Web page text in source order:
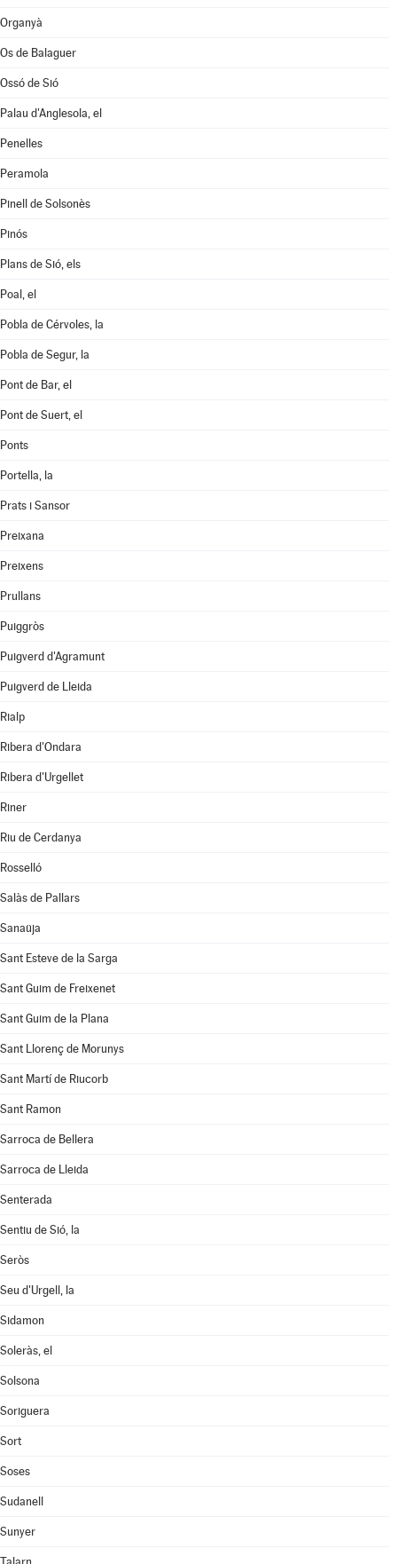
Organyà
Os de Balaguer
Ossó de Sió
Palau d'Anglesola, el
Penelles
Peramola
Pinell de Solsonès
Pinós
Plans de Sió, els
Poal, el
Pobla de Cérvoles, la
Pobla de Segur, la
Pont de Bar, el
Pont de Suert, el
Ponts
Portella, la
Prats i Sansor
Preixana
Preixens
Prullans
Puiggròs
Puigverd d'Agramunt
Puigverd de Lleida
Rialp
Ribera d'Ondara
Ribera d'Urgellet
Riner
Riu de Cerdanya
Rosselló
Salàs de Pallars
Sanaüja
Sant Esteve de la Sarga
Sant Guim de Freixenet
Sant Guim de la Plana
Sant Llorenç de Morunys
Sant Martí de Riucorb
Sant Ramon
Sarroca de Bellera
Sarroca de Lleida
Senterada
Sentiu de Sió, la
Seròs
Seu d'Urgell, la
Sidamon
Soleràs, el
Solsona
Soriguera
Sort
Soses
Sudanell
Sunyer